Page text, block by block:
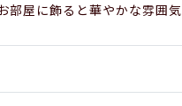
屋に飾ると華やかな雰囲